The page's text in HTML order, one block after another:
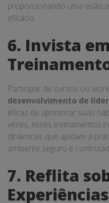
proporcionando uma visão
eficácia.
6. Invista em
Participar de cursos ou
desenvolvimento de
eficaz de aprimorar suas
vezes, esses treinamentos
dinâmicas que ajudam a
ambiente seguro e
7. Reflita
Experiências